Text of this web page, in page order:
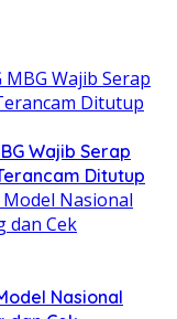
Wajib Serap
Ditutup
Nasional